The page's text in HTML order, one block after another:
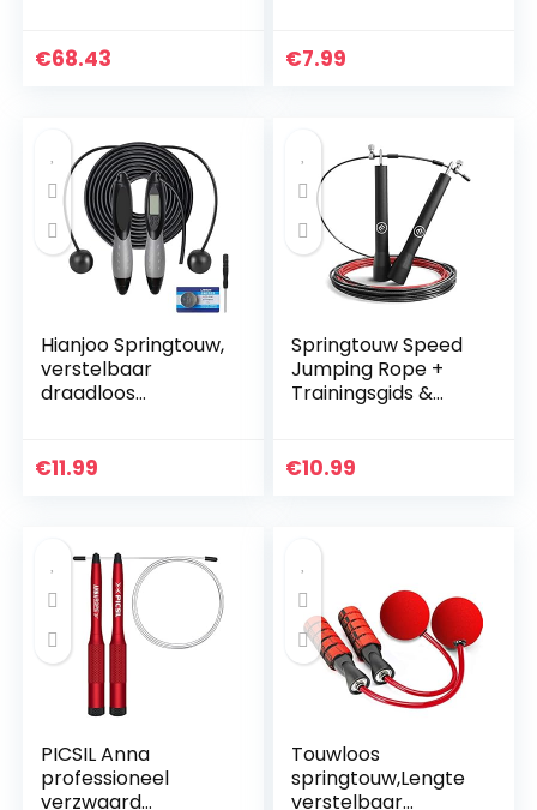
snelheidskabel –
€68.43
Rope met
€7.99
Hianjoo Springtouw,
verstelbaar
draadloos
calorieteller buiten
€11.99
Springtouw Speed
Jumping Rope +
Trainingsgids &
staaldraad,
€10.99
PICSIL Anna
professioneel
verzwaard
Touwloos
springtouw,Lengte
verstelbaar